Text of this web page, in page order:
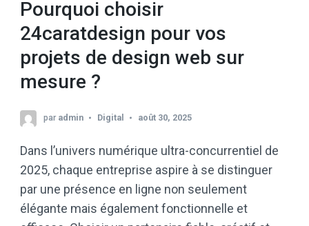
Pourquoi choisir
24caratdesign pour vos
projets de design web sur
mesure ?
par admin Digital août 30, 2025
Dans l’univers numérique ultra-concurrentiel de
2025, chaque entreprise aspire à se distinguer
par une présence en ligne non seulement
élégante mais également fonctionnelle et